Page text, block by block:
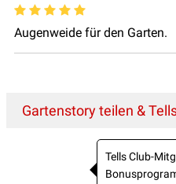
Augenweide für den Garten.
Gartenstory teilen &
Tells Club-